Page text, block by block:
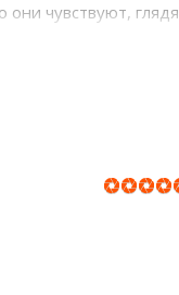
они чувствуют, глядя